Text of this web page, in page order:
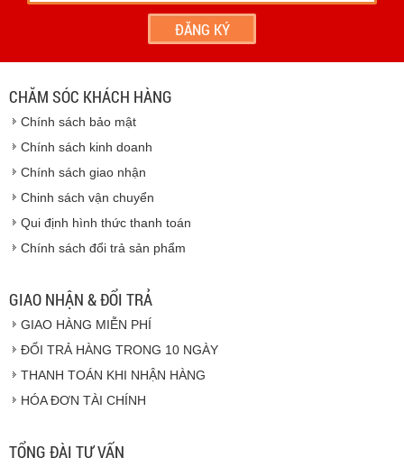
- Hoặc chúng tôi sẽcử nhân viên giao hàng
địa chỉ khách hàng cung cấp.
Vinhempich
CAM KẾT CHẤT LƯỢNG
Hàng hóa được giao cho quý khách là hàng mới
100% nguyên đai nguyên kiện.
Vinhempich
CHĂM SÓC KHÁCH HÀNG
Chính sách bảo mật
Chính sách kinh doanh
Chính sách giao nhận
Chinh sách vận chuyển
Qui định hình thức thanh toán
Chính sách đổi trả sản phẩm
GIAO NHẬN & ĐỔI TRẢ
GIAO HÀNG MIỄN PHÍ
ĐỔI TRẢ HÀNG TRONG 10 NGÀY
THANH TOÁN KHI NHẬN HÀNG
HÓA ĐƠN TÀI CHÍNH
TỔNG ĐÀI TƯ VẤN